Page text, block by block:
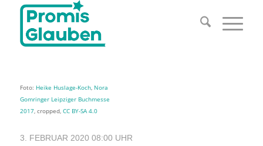
Foto: Heike Huslage-Koch, Nora
Gomringer Leipziger Buchmesse
2017, cropped, CC BY-SA 4.0
3. FEBRUAR 2020 08:00 UHR